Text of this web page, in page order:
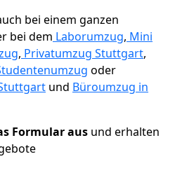
bei einem ganzen
bei dem Laborumzug, Mini
, Privatumzug Stuttgart,
oder
und Büroumzug in
Formular aus und erhalten